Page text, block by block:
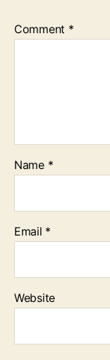
Comment *
Name *
Email *
Website